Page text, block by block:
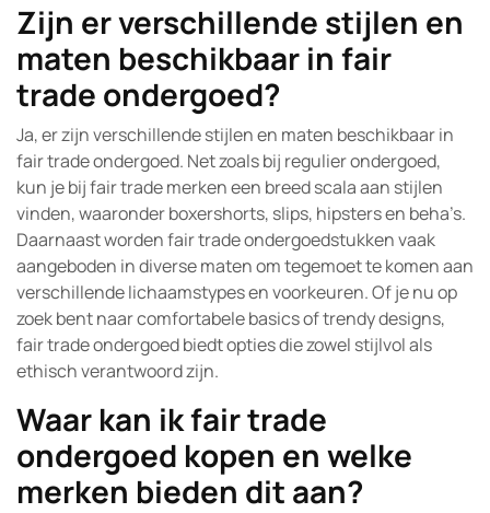
Zijn er verschillende stijlen en
maten beschikbaar in fair
trade ondergoed?
Ja, er zijn verschillende stijlen en maten beschikbaar in
fair trade ondergoed. Net zoals bij regulier ondergoed,
kun je bij fair trade merken een breed scala aan stijlen
vinden, waaronder boxershorts, slips, hipsters en beha’s.
Daarnaast worden fair trade ondergoedstukken vaak
aangeboden in diverse maten om tegemoet te komen aan
verschillende lichaamstypes en voorkeuren. Of je nu op
zoek bent naar comfortabele basics of trendy designs,
fair trade ondergoed biedt opties die zowel stijlvol als
ethisch verantwoord zijn.
Waar kan ik fair trade
ondergoed kopen en welke
merken bieden dit aan?